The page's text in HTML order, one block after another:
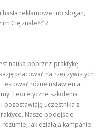
reklamowe lub slogan,
Cię znaleźć”?
nauka poprzez praktykę.
pracować na rzeczywistych
różne ustawienia,
Teoretyczne szkolenia
pozostawiają uczestnika z
Nasze podejście
jak działają kampanie